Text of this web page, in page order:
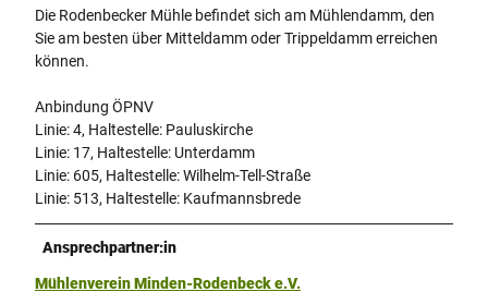
Die Rodenbecker Mühle befindet sich am Mühlendamm, den
Sie am besten über Mitteldamm oder Trippeldamm erreichen
können.
Anbindung ÖPNV
Linie: 4, Haltestelle: Pauluskirche
Linie: 17, Haltestelle: Unterdamm
Linie: 605, Haltestelle: Wilhelm-Tell-Straße
Linie: 513, Haltestelle: Kaufmannsbrede
Ansprechpartner:in
Mühlenverein Minden-Rodenbeck e.V.